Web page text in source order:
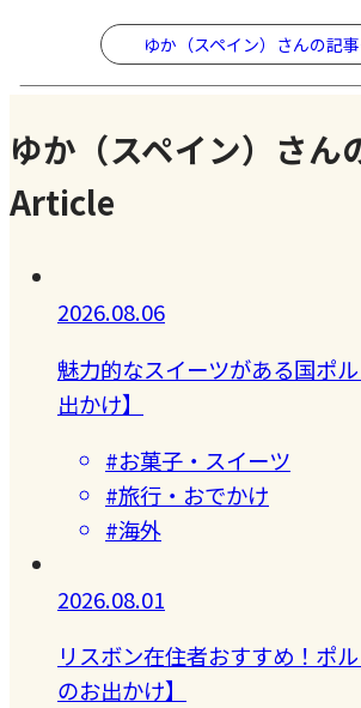
ゆか（スペイン）さんの記
ゆか（スペイン）さん
Article
2026.08.06
魅力的なスイーツがある国ポ
出かけ】
#お菓子・スイーツ
#旅行・おでかけ
#海外
2026.08.01
リスボン在住者おすすめ！ポ
のお出かけ】